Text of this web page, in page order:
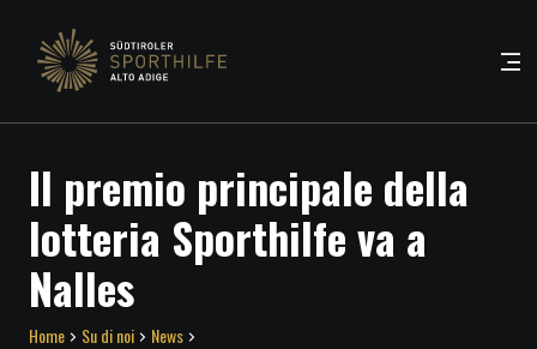
Il premio principale della
lotteria Sporthilfe va a
Nalles
Home Su di noi
News